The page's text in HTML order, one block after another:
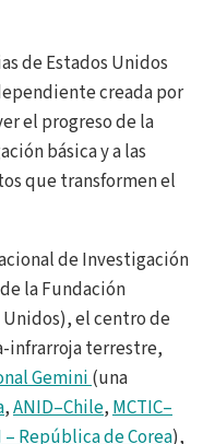
de Estados Unidos
creada por
el progreso de la
básica y a las
que transformen el
de Investigación
la Fundación
Unidos), el centro de
infrarroja terrestre,
Gemini (una
,ANID–Chile, MCTIC–
– República de Corea),